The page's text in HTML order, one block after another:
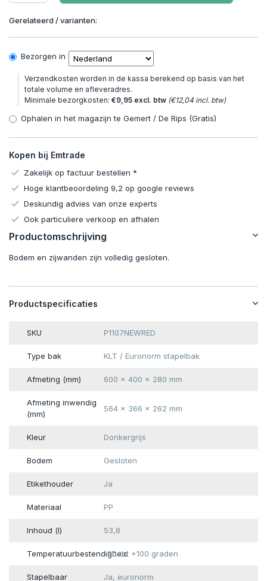
Gerelateerd / varianten:
Bezorgen in
Verzendkosten worden in de kassa berekend op basis van het
totale volume en afleveradres.
Minimale bezorgkosten: €9,95 excl. btw (€12,04 incl. btw)
Ophalen in het magazijn te Gemert / De Rips (Gratis)
Kopen bij Emtrade
Zakelijk op factuur bestellen *
Hoge klantbeoordeling 9,2 op google reviews
Deskundig advies van onze experts
Ook particuliere verkoop en afhalen
Productomschrijving
Bodem en zijwanden zijn volledig gesloten.
Productspecificaties
SKU P1107NEWRED
Type bak KLT / Euronorm stapelbak
Afmeting (mm) 600 x 400 x 280 mm
Afmeting inwendig
(mm)
564 x 366 x 262 mm
Kleur Donkergrijs
Bodem Gesloten
Etikethouder Ja
Materiaal PP
Inhoud (l) 53,8
Temperatuurbestendigheid-20 tot +100 graden
Stapelbaar Ja, euronorm